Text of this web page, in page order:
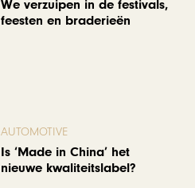
We verzuipen in de festivals,
feesten en braderieën
AUTOMOTIVE
Is ‘Made in China’ het
nieuwe kwaliteitslabel?